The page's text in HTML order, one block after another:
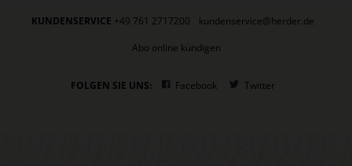
KUNDENSERVICE +49 761 2717200
kundenservice@herder.de
Abo online kündigen
FOLGEN SIE UNS: Facebook Twitter